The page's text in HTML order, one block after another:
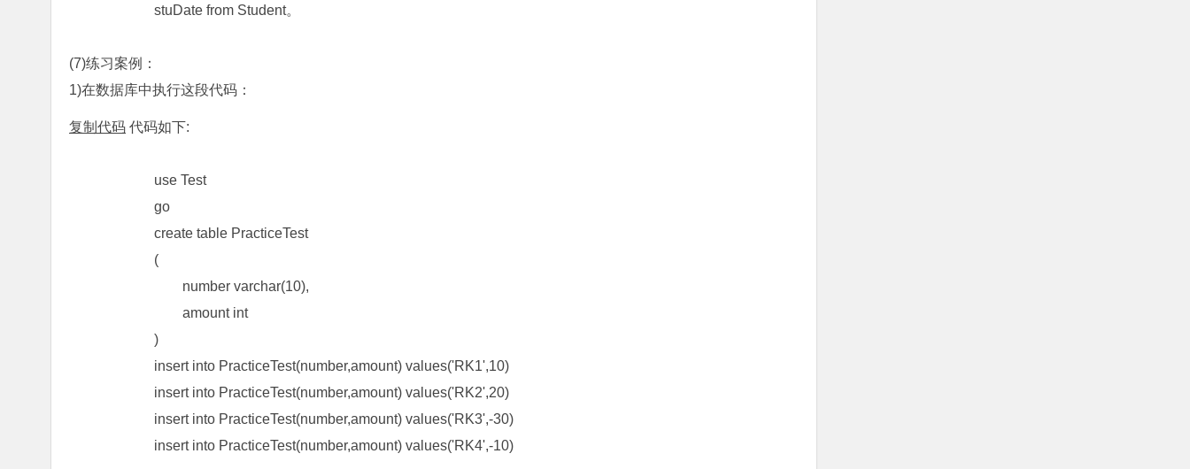
stuDate from Student。
(7)练习案例：
1)在数据库中执行这段代码：
复制代码 代码如下:
use Test
go
create table PracticeTest
(
number varchar(10),
amount int
)
insert into PracticeTest(number,amount) values('RK1',10)
insert into PracticeTest(number,amount) values('RK2',20)
insert into PracticeTest(number,amount) values('RK3',-30)
insert into PracticeTest(number,amount) values('RK4',-10)